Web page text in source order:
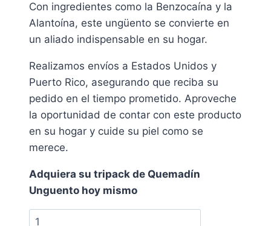
Con ingredientes como la Benzocaína y la
Alantoína, este ungüento se convierte en
un aliado indispensable en su hogar.
Realizamos envíos a Estados Unidos y
Puerto Rico, asegurando que reciba su
pedido en el tiempo prometido. Aproveche
la oportunidad de contar con este producto
en su hogar y cuide su piel como se
merece.
Adquiera su tripack de Quemadín
Unguento hoy mismo
Quemadín